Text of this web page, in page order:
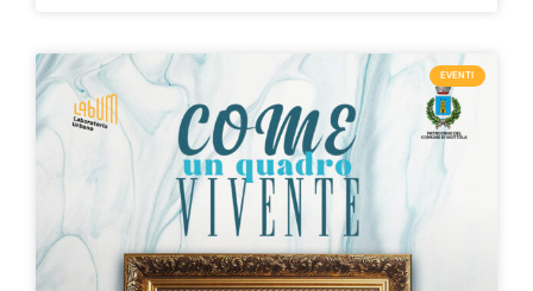
EVENTI